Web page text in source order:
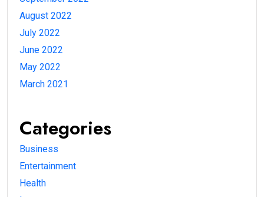
August 2022
July 2022
June 2022
May 2022
March 2021
Categories
Business
Entertainment
Health